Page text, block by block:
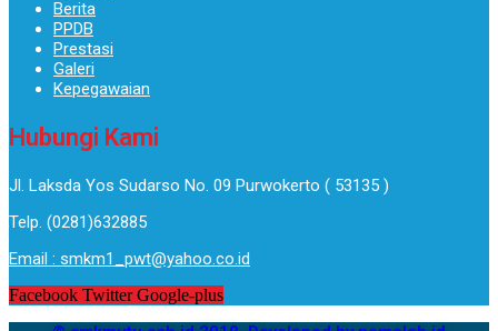
Berita
PPDB
Prestasi
Galeri
Kepegawaian
Hubungi Kami
Jl. Laksda Yos Sudarso No. 09 Purwokerto ( 53135 )​
Telp. (0281)632885
Email : smkm1_pwt@yahoo.co.id
Facebook Twitter Google-plus